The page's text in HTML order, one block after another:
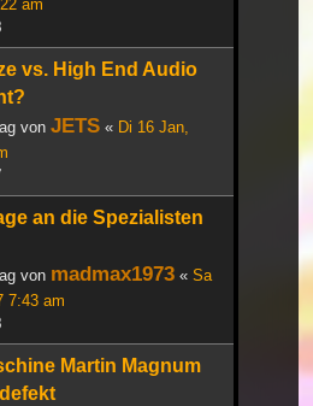
am
vs. High End Audio
von JETS « Di 16 Jan,
an die Spezialisten
von madmax1973 « Sa
7:43 am
Martin Magnum